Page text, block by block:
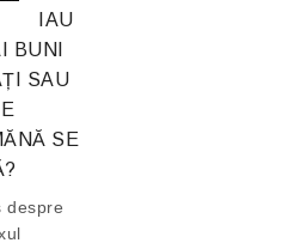
IAU
BUNI
SAU
SE
despre